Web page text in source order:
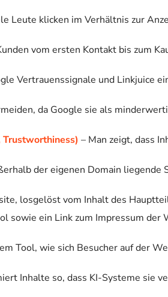
Leute klicken im Verhältnis zur
vom ersten Kontakt bis zum
Vertrauenssignale und Linkjuice
da Google sie als
– Man zeigt, dass
der eigenen Domain liegende
losgelöst vom Inhalt des
sowie ein Link zum Impressum der
Tool, wie sich Besucher auf der
Inhalte so, dass KI-Systeme sie